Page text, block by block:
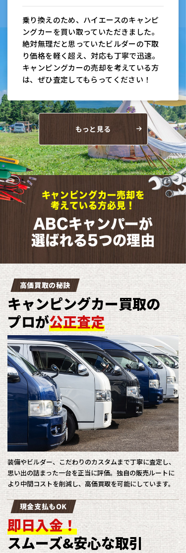
乗り換えのため、ハイエースのキャンピ
ングカーを買い取っていただきました。
絶対無理だと思っていたビルダーの下取
り価格を軽く超え、対応も丁寧で迅速。
キャンピングカーの売却を考えている方
は、ぜひ査定してもらってください！
もっと見る
キャンピングカー売却 を
考えている方必見！
ABCキャンパーが
選ばれる5つの理由
高価買取の秘訣
キャンピングカー買取の
プロが公正査定
装備やビルダー、こだわりのカスタムまで丁寧に査定し、
思い出の詰まった一台を正当に評価。独自の販売ルートに
より中間コストを削減し、高価買取を可能にしています。
現金支払もOK
即日入金！
スムーズ&安心な取引